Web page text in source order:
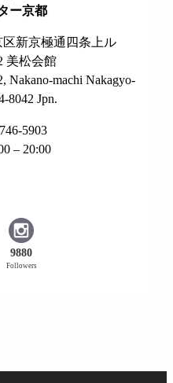
ー京都
区新京極通四条上ル
美松会館
Nakano-machi Nakagyo-
8042 Jpn.
5903
– 20:00
9880
Followers